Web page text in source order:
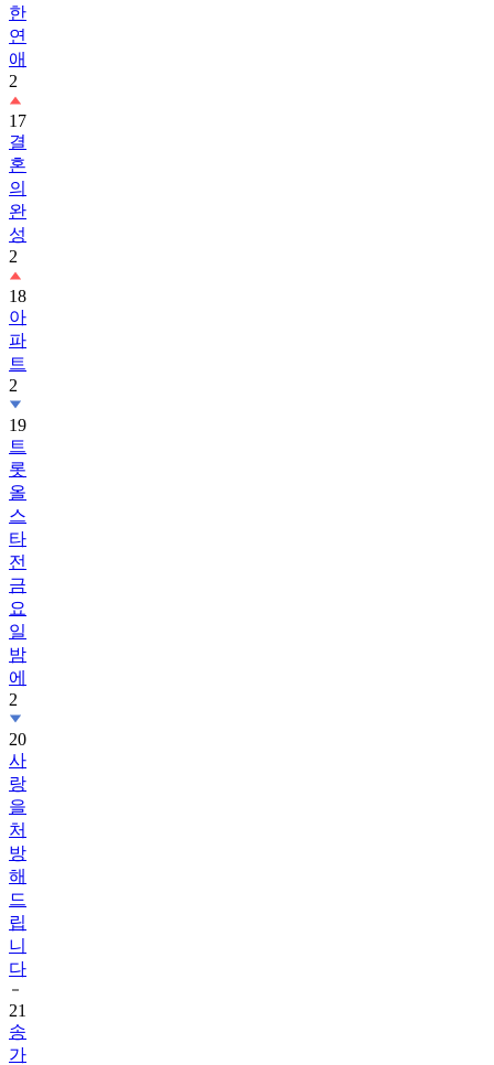
한
연
애
2
17
결
혼
의
완
성
2
18
아
파
트
2
19
트
롯
올
스
타
전
금
요
일
밤
에
2
20
사
랑
을
처
방
해
드
립
니
다
21
송
가